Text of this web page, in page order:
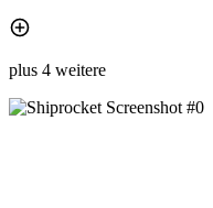
plus 4 weitere